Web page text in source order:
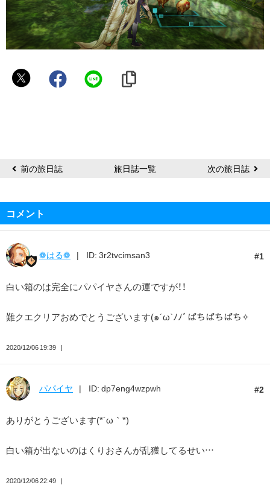
パ
前の旅日誌 旅日誌一覧 次の旅日誌
コメント
1
❁はる❁ ID: 3r2tvcimsan3
白い箱のは完全にパパイヤさんの運ですが！！
難クエクリアおめでとうございます(๑´ω`ﾉﾉﾞぱちぱちぱち✧
2020/12/06 19:39
2
パパイヤ ID: dp7eng4wzpwh
ありがとうございます(*´ω｀*)
白い箱が出ないのはくりおさんが乱獲してるせい…
2020/12/06 22:49